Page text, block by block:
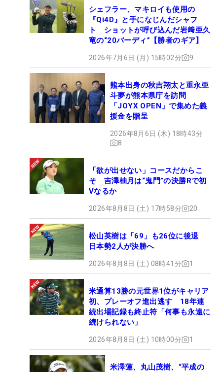
シェフラー、マキロイも使用の
『Qi4D』と手になじんだシャフ
ト ショットが呼び込んだ岩﨑亜久
竜の“20バーディ”【勝者のギア】
2026年7月6日 (月) 15時02分 9
熊本出身の秋吉翔太と重永亜
斗夢が熊本県庁を訪問
「JOYX OPEN」で集めた義
援金を贈呈
2026年8月6日 (木) 18時43分
8
「欲が出せない」コースだからこ
そ 吉澤柚月は“鬼門”の決勝Rで初
Vなるか
2026年8月8日 (土) 17時58分 20
松山英樹は「69」も26位に後退
日本勢2人が決勝へ
2026年8月8日 (土) 08時41分 1
米通算13勝の元世界1位がキャリア
初、プレーオフ進出逃す 18年連
続出場記録も終止符「何事も永遠に
続けられない」
2026年8月8日 (土) 10時00分 1
米澤蓮、丸山茂樹、“平成の